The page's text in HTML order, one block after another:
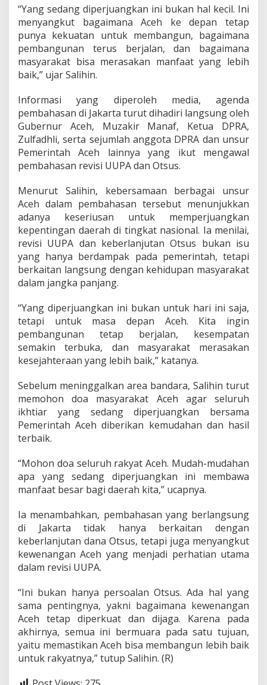
M
s
a
D
e
c
e
h
“Yang sedang diperjuangkan ini bukan hal kecil. Ini
menyangkut bagaimana Aceh ke depan tetap
punya kekuatan untuk membangun, bagaimana
pembangunan terus berjalan, dan bagaimana
masyarakat bisa merasakan manfaat yang lebih
baik,” ujar Salihin.
Informasi yang diperoleh media, agenda
pembahasan di Jakarta turut dihadiri langsung oleh
Gubernur Aceh, Muzakir Manaf, Ketua DPRA,
Zulfadhli, serta sejumlah anggota DPRA dan unsur
Pemerintah Aceh lainnya yang ikut mengawal
pembahasan revisi UUPA dan Otsus.
Menurut Salihin, kebersamaan berbagai unsur
Aceh dalam pembahasan tersebut menunjukkan
adanya keseriusan untuk memperjuangkan
kepentingan daerah di tingkat nasional. Ia menilai,
revisi UUPA dan keberlanjutan Otsus bukan isu
yang hanya berdampak pada pemerintah, tetapi
berkaitan langsung dengan kehidupan masyarakat
dalam jangka panjang.
“Yang diperjuangkan ini bukan untuk hari ini saja,
tetapi untuk masa depan Aceh. Kita ingin
pembangunan tetap berjalan, kesempatan
semakin terbuka, dan masyarakat merasakan
kesejahteraan yang lebih baik,” katanya.
Sebelum meninggalkan area bandara, Salihin turut
memohon doa masyarakat Aceh agar seluruh
ikhtiar yang sedang diperjuangkan bersama
Pemerintah Aceh diberikan kemudahan dan hasil
terbaik.
“Mohon doa seluruh rakyat Aceh. Mudah-mudahan
apa yang sedang diperjuangkan ini membawa
manfaat besar bagi daerah kita,” ucapnya.
Ia menambahkan, pembahasan yang berlangsung
di Jakarta tidak hanya berkaitan dengan
keberlanjutan dana Otsus, tetapi juga menyangkut
kewenangan Aceh yang menjadi perhatian utama
dalam revisi UUPA.
“Ini bukan hanya persoalan Otsus. Ada hal yang
sama pentingnya, yakni bagaimana kewenangan
Aceh tetap diperkuat dan dijaga. Karena pada
akhirnya, semua ini bermuara pada satu tujuan,
yaitu memastikan Aceh bisa membangun lebih baik
untuk rakyatnya,” tutup Salihin. (R)